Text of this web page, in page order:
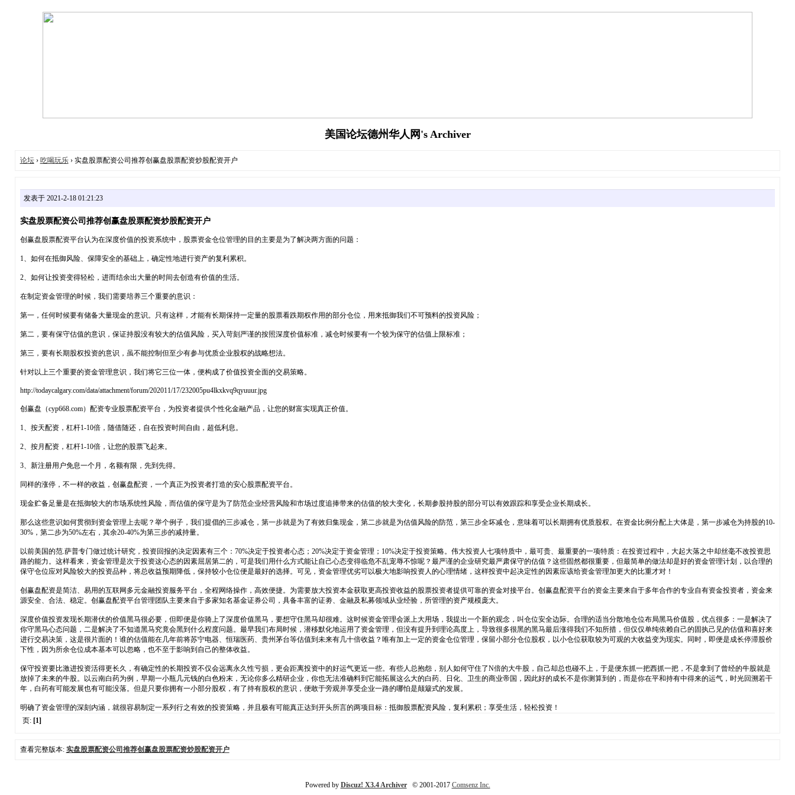
美国论坛德州华人网's Archiver
论坛› 吃喝玩乐› 实盘股票配资公司推荐创赢盘股票配资炒股配资开户
发表于 2021-2-18 01:21:23
实盘股票配资公司推荐创赢盘股票配资炒股配资开户
创赢盘股票配资平台认为在深度价值的投资系统中，股票资金仓位管理的目的主要是为了解决两方面的问题：
1、如何在抵御风险、保障安全的基础上，确定性地进行资产的复利累积。
2、如何让投资变得轻松，进而结余出大量的时间去创造有价值的生活。
在制定资金管理的时候，我们需要培养三个重要的意识：
第一，任何时候要有储备大量现金的意识。只有这样，才能有长期保持一定量的股票看跌期权作用的部分仓位，用来抵御我们不可预料的投资风险；
第二，要有保守估值的意识，保证持股没有较大的估值风险，买入苛刻严谨的按照深度价值标准，减仓时候要有一个较为保守的估值上限标准；
第三，要有长期股权投资的意识，虽不能控制但至少有参与优质企业股权的战略想法。
针对以上三个重要的资金管理意识，我们将它三位一体，便构成了价值投资全面的交易策略。
http://todaycalgary.com/data/attachment/forum/202011/17/232005pu4lkxkvq9qyuuur.jpg
创赢盘（cyp668.com）配资专业股票配资平台，为投资者提供个性化金融产品，让您的财富实现真正价值。
1、按天配资，杠杆1-10倍，随借随还，自在投资时间自由，超低利息。
2、按月配资，杠杆1-10倍，让您的股票飞起来。
3、新注册用户免息一个月，名额有限，先到先得。
同样的涨停，不一样的收益，创赢盘配资，一个真正为投资者打造的安心股票配资平台。
现金贮备足量是在抵御较大的市场系统性风险，而估值的保守是为了防范企业经营风险和市场过度追捧带来的估值的较大变化，长期参股持股的部分可以有效跟踪和享受企业长期成长。
那么这些意识如何贯彻到资金管理上去呢？举个例子，我们提倡的三步减仓，第一步就是为了有效归集现金，第二步就是为估值风险的防范，第三步全坏减仓，意味着可以长期拥有优质股权。在资金比例分配上大体是，第一步减仓为持股的10-
30%，第二步为50%左右，其余20-40%为第三步的减持量。
以前美国的范.萨普专门做过统计研究，投资回报的决定因素有三个：70%决定于投资者心态；20%决定于资金管理；10%决定于投资策略。伟大投资人七项特质中，最可贵、最重要的一项特质：在投资过程中，大起大落之中却丝毫不改投资思
路的能力。这样看来，资金管理是次于投资这心态的因素屈居第二的，可是我们用什么方式能让自己心态变得临危不乱宠辱不惊呢？最严谨的企业研究最严肃保守的估值？这些固然都很重要，但最简单的做法却是好的资金管理计划，以合理的
保守仓位应对风险较大的投资品种，将总收益预期降低，保持较小仓位便是最好的选择。可见，资金管理优劣可以极大地影响投资人的心理情绪，这样投资中起决定性的因素应该给资金管理加更大的比重才对！
创赢盘配资是简洁、易用的互联网多元金融投资服务平台，全程网络操作，高效便捷。为需要放大投资本金获取更高投资收益的股票投资者提供可靠的资金对接平台。创赢盘配资平台的资金主要来自于多年合作的专业自有资金投资者，资金来
源安全、合法、稳定。创赢盘配资平台管理团队主要来自于多家知名基金证券公司，具备丰富的证劵、金融及私募领域从业经验，所管理的资产规模庞大。
深度价值投资发现长期潜伏的价值黑马很必要，但即便是你骑上了深度价值黑马，要想守住黑马却很难。这时候资金管理会派上大用场，我提出一个新的观念，叫仓位安全边际。合理的适当分散地仓位布局黑马价值股，优点很多：一是解决了
你守黑马心态问题，二是解决了不知道黑马究竟会黑到什么程度问题。最早我们布局时候，潜移默化地运用了资金管理，但没有提升到理论高度上，导致很多很黑的黑马最后涨得我们不知所措，但仅仅单纯依赖自己的固执己见的估值和喜好来
进行交易决策，这是很片面的！谁的估值能在几年前将苏宁电器、恒瑞医药、贵州茅台等估值到未来有几十倍收益？唯有加上一定的资金仓位管理，保留小部分仓位股权，以小仓位获取较为可观的大收益变为现实。同时，即便是成长停滞股价
下性，因为所余仓位成本基本可以忽略，也不至于影响到自己的整体收益。
保守投资要比激进投资活得更长久，有确定性的长期投资不仅会远离永久性亏损，更会距离投资中的好运气更近一些。有些人总抱怨，别人如何守住了N倍的大牛股，自己却总也碰不上，于是便东抓一把西抓一把，不是拿到了曾经的牛股就是
放掉了未来的牛股。以云南白药为例，早期一小瓶几元钱的白色粉末，无论你多么精研企业，你也无法准确料到它能拓展这么大的白药、日化、卫生的商业帝国，因此好的成长不是你测算到的，而是你在平和持有中得来的运气，时光回溯若干
年，白药有可能发展也有可能没落。但是只要你拥有一小部分股权，有了持有股权的意识，便敢于旁观并享受企业一路的哪怕是颠簸式的发展。
明确了资金管理的深刻内涵，就很容易制定一系列行之有效的投资策略，并且极有可能真正达到开头所言的两项目标：抵御股票配资风险，复利累积；享受生活，轻松投资！
页: [1]
查看完整版本: 实盘股票配资公司推荐创赢盘股票配资炒股配资开户
Powered by Discuz! X3.4 Archiver© 2001-2017 Comsenz Inc.